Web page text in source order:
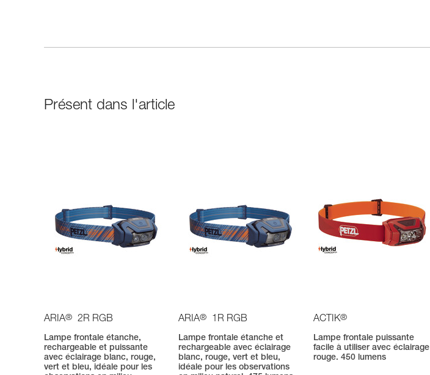
Présent dans l'article
ARIA® 2R RGB
Lampe frontale étanche,
rechargeable et puissante
avec éclairage blanc, rouge,
vert et bleu, idéale pour les
ARIA® 1R RGB
Lampe frontale étanche et
rechargeable avec éclairage
blanc, rouge, vert et bleu,
idéale pour les observations
ACTIK®
Lampe frontale puissante
facile à utiliser avec éclairage
rouge. 450 lumens